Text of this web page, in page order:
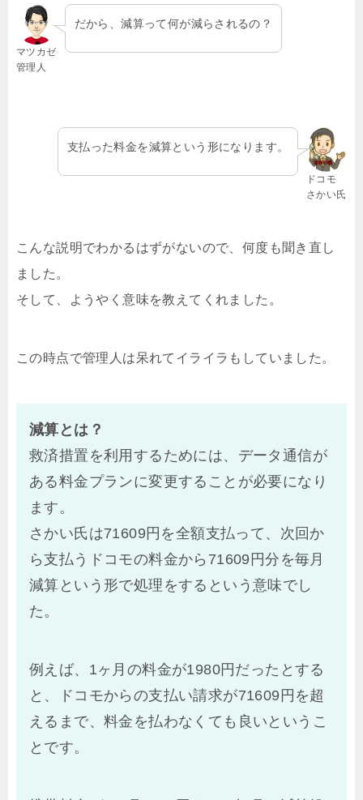
マツカゼ
管理人
だから、減算って何が減らされるの？
ドコモ
さかい氏
支払った料金を減算という形になります。
こんな説明でわかるはずがないので、何度も聞き直し
ました。
そして、ようやく意味を教えてくれました。
この時点で管理人は呆れてイライラもしていました。
減算とは？
救済措置を利用するためには、データ通信が
ある料金プランに変更することが必要になり
ます。
さかい氏は71609円を全額支払って、次回か
ら支払うドコモの料金から71609円分を毎月
減算という形で処理をするという意味でし
た。
例えば、1ヶ月の料金が1980円だったとする
と、ドコモからの支払い請求が71609円を超
えるまで、料金を払わなくても良いというこ
とです。